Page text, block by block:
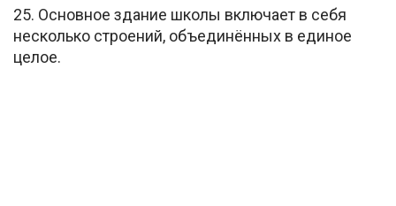
25. Основное здание школы включает в себя
несколько строений, объединённых в единое
целое.